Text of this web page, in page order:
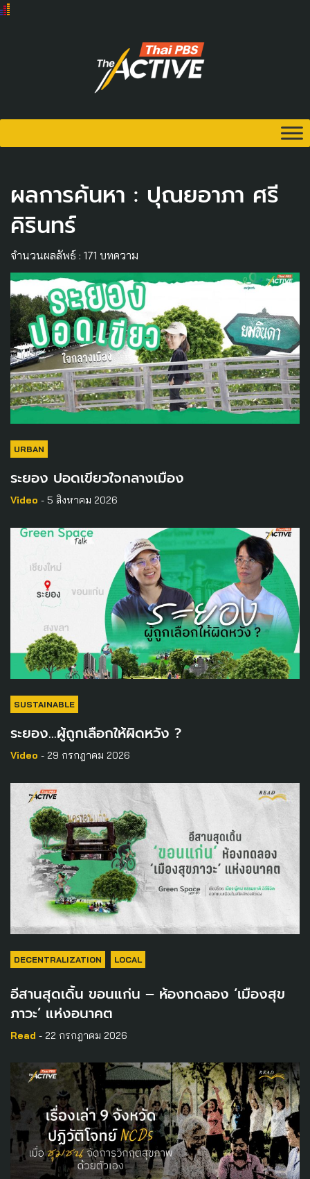
ผลการค้นหา : ปุณยอาภา ศรี
คิรินทร์
จำนวนผลลัพธ์ : 171 บทความ
URBAN
ระยอง ปอดเขียวใจกลางเมือง
Video - 5 สิงหาคม 2026
SUSTAINABLE
ระยอง…ผู้ถูกเลือกให้ผิดหวัง ?
Video - 29 กรกฎาคม 2026
DECENTRALIZATION LOCAL
อีสานสุดเดิ้น ขอนแก่น – ห้องทดลอง ‘เมืองสุข
ภาวะ’ แห่งอนาคต
Read - 22 กรกฎาคม 2026